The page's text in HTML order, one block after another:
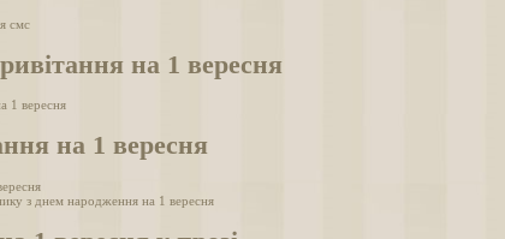
смс
на 1 вересня
1 вересня
на 1 вересня
з днем народження на 1 вересня